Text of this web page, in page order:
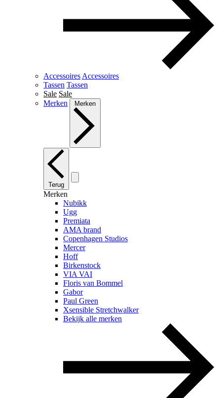
Accessoires Accessoires
Tassen Tassen
Sale Sale
Merken
Merken
Terug
Merken
Nubikk
Ugg
Premiata
AMA brand
Copenhagen Studios
Mercer
Hoff
Birkenstock
VIA VAI
Floris van Bommel
Gabor
Paul Green
Xsensible Stretchwalker
Bekijk alle merken